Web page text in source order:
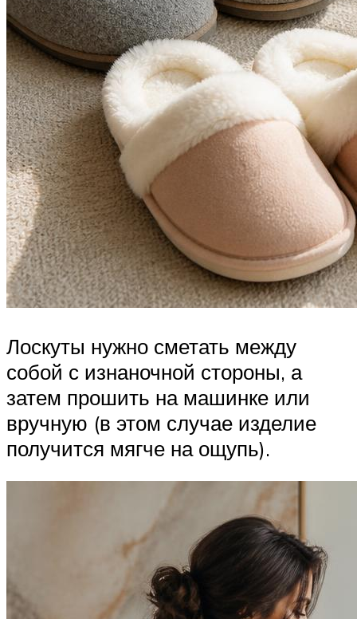
Лоскуты нужно сметать между
собой с изнаночной стороны, а
затем прошить на машинке или
вручную (в этом случае изделие
получится мягче на ощупь).